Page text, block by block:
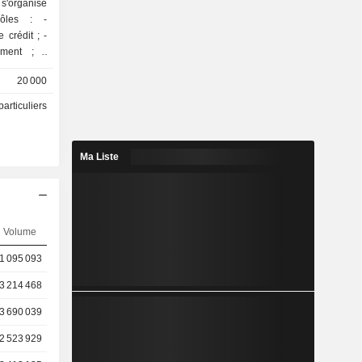
: -
crédit ; -
; -
soins de
Home &
&
20 000
Volume
1 095 093
3 214 468
3 690 039
2 523 929
Ma Liste